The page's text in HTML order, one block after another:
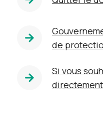
de
Si vous